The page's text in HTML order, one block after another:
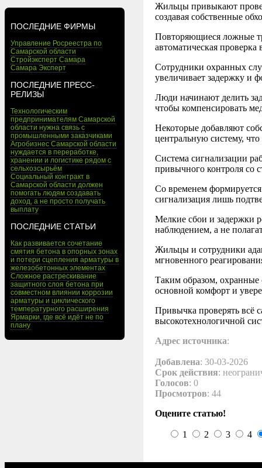
ПОСЛЕДНИЕ ФИРМЫ
Управление Росреестра по
Самарской области
Стройэксперт Самара
Самара Эксперт
ПОСЛЕДНИЕ ПРЕСС-
РЕЛИЗЫ
Технологическим
предпринимателям Самарской
области нужна связь с
промышленными заказчиками
Агробизнес Самарской области
нуждается в переработке,
хранении и логистике рядом с
сельхозсырьём
Социальный контракт в
Самарской области должен
помогать людям создавать
доход, а не просто получать
выплату
ПОСЛЕДНИЕ СТАТЬИ
Как развивается сочетание
смятия бетона в опорных зонах
и потери сцепления арматуры в
железобетонных элементах
Сложное растрескивание
защитного слоя бетона при
совместном влиянии коррозии
арматуры и циклического
температурного расширения
Ярмарки, где всё идёт не по
плану
Жильцы привыкают
создавая собственные
Повторяющиеся ложные
автоматическая проверка
Сотрудники охранных
увеличивает задержку и
Люди начинают делить
чтобы компенсировать
Некоторые добавляют
центральную систему,
Система сигнализации
привычного контроля со
Со временем формируется
сигнализация лишь
Мелкие сбои и задержки
наблюдением, а не
Жильцы и сотрудники
мгновенного
Таким образом, охранные
основной комфорт и
Привычка проверять всё
высокотехнологичной
Адрес источника:
Добавлена: 30-03-2026
Срок действия:
Голосов: 0
Просмотров: 44
Оцените статью!
1 2 3 4